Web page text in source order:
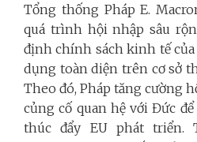
Tổng thống Pháp E.
quá trình hội nhập sâu
định chính sách kinh tế
dụng toàn diện trên cơ sở
Theo đó, Pháp tăng cường
củng cố quan hệ với Đức
thúc đẩy EU phát triển.